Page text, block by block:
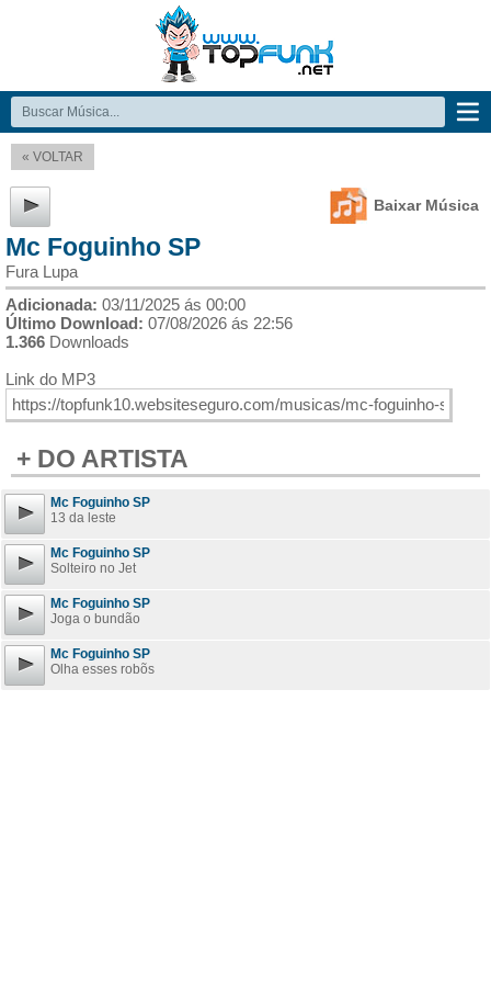
« VOLTAR
Baixar Música
Mc Foguinho SP
Fura Lupa
Adicionada: 03/11/2025 ás 00:00
Último Download: 07/08/2026 ás 22:56
1.366 Downloads
Link do MP3
+ DO ARTISTA
Mc Foguinho SP
13 da leste
Mc Foguinho SP
Solteiro no Jet
Mc Foguinho SP
Joga o bundão
Mc Foguinho SP
Olha esses robõs